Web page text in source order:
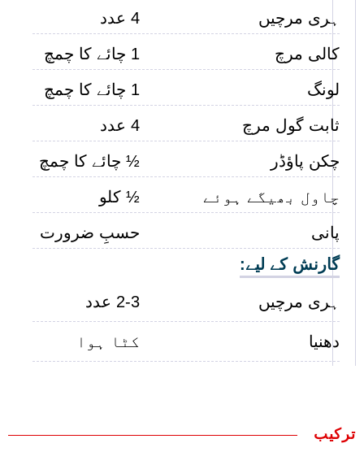
ہری مرچیں
4 عدد
کالی مرچ
1 چائے کا چمچ
لونگ
1 چائے کا چمچ
ثابت گول مرچ
4 عدد
چکن پاؤڈر
½ چائے کا چمچ
چاول بھیگے ہوئے
½ کلو
پانی
حسبِ ضرورت
گارنش کے لیے:
ہری مرچیں 2-3 عدد
دھنیا کٹا ہوا
ترکیب